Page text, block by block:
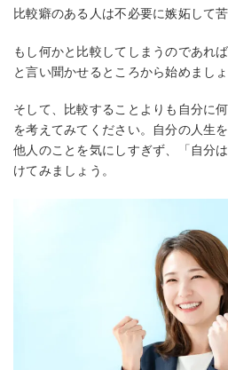
比較癖のある人は不必要に嫉妬して
もし何かと比較してしまうのであれ
と言い聞かせるところから始めましょ
そして、比較することよりも自分に
を考えてみてください。自分の人生
他人のことを気にしすぎず、「自分
けてみましょう。